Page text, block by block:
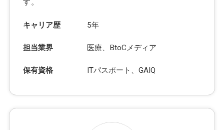
す。
キャリア歴 5年
担当業界 医療、BtoCメディア
保有資格 ITパスポート、GAIQ